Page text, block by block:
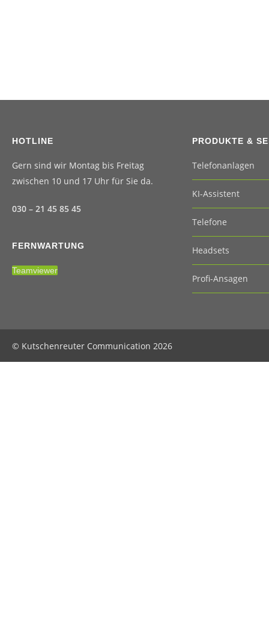
HOTLINE
Gern sind wir Montag bis Freitag
zwischen 10 und 17 Uhr für Sie da.
030 – 21 45 85 45
FERNWARTUNG
Teamviewer
PRODUKTE &
Telefonanlagen
KI-Assistent
Telefone
Headsets
Profi-Ansagen
© Kutschenreuter Communication 2026